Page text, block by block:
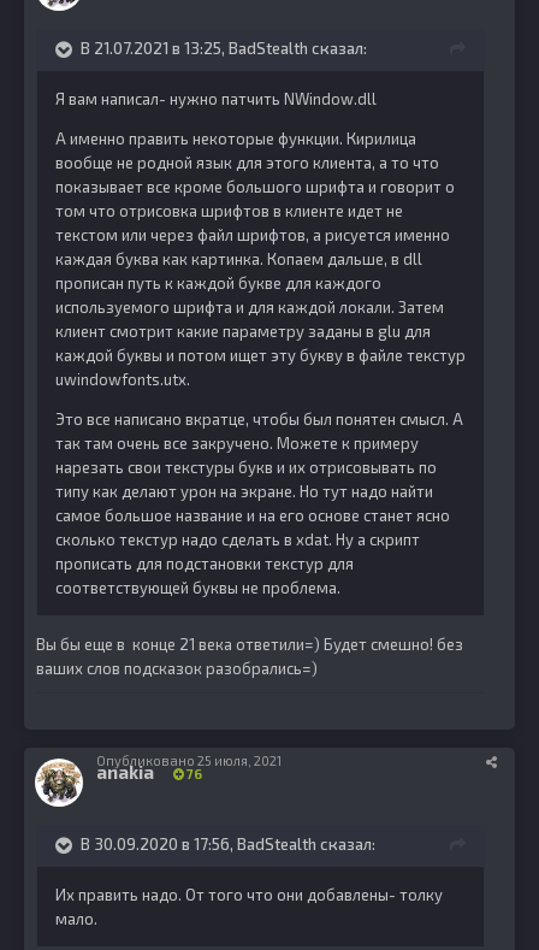
В 21.07.2021 в 13:25, BadStealth сказал:
Я вам написал- нужно патчить NWindow.dll
А именно править некоторые функции. Кирилица
вообще не родной язык для этого клиента, а то что
показывает все кроме большого шрифта и говорит о
том что отрисовка шрифтов в клиенте идет не
текстом или через файл шрифтов, а рисуется именно
каждая буква как картинка. Копаем дальше, в dll
прописан путь к каждой букве для каждого
используемого шрифта и для каждой локали. Затем
клиент смотрит какие параметру заданы в glu для
каждой буквы и потом ищет эту букву в файле текстур
uwindowfonts.utx.
Это все написано вкратце, чтобы был понятен смысл. А
так там очень все закручено. Можете к примеру
нарезать свои текстуры букв и их отрисовывать по
типу как делают урон на экране. Но тут надо найти
самое большое название и на его основе станет ясно
сколько текстур надо сделать в xdat. Ну а скрипт
прописать для подстановки текстур для
соответствующей буквы не проблема.
Вы бы еще в конце 21 века ответили=) Будет смешно! без
ваших слов подсказок разобрались=)
anakia 76
Опубликовано 25 июля, 2021
В 30.09.2020 в 17:56, BadStealth сказал:
Их править надо. От того что они добавлены- толку
мало.